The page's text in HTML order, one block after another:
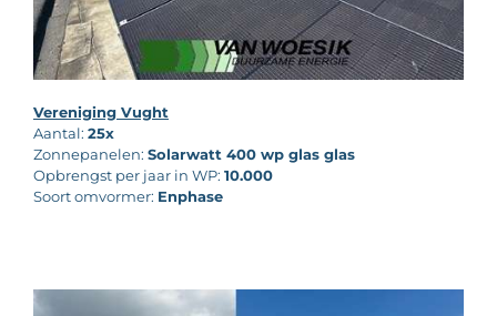
Vereniging Vught
Aantal: 25x
Zonnepanelen: Solarwatt 400 wp glas glas
Opbrengst per jaar in WP: 10.000
Soort omvormer: Enphase